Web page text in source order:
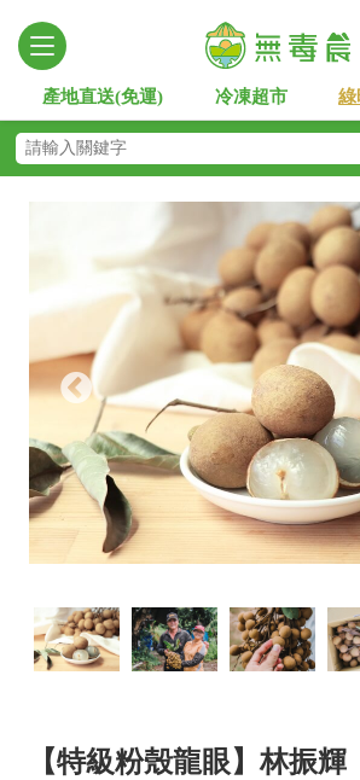
產地直送(免運) 冷凍超市 綠
【特級粉殼龍眼】林振輝